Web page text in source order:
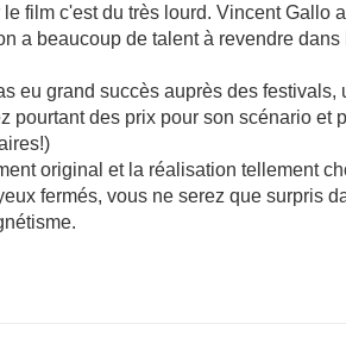
film c'est du très lourd. Vincent Gallo
a beaucoup de talent à revendre dans
eu grand succès auprès des festivals,
pourtant des prix pour son scénario et
original et la réalisation tellement
fermés, vous ne serez que surpris